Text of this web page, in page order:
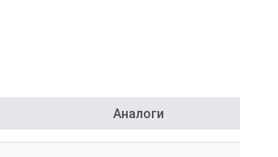
Аналоги